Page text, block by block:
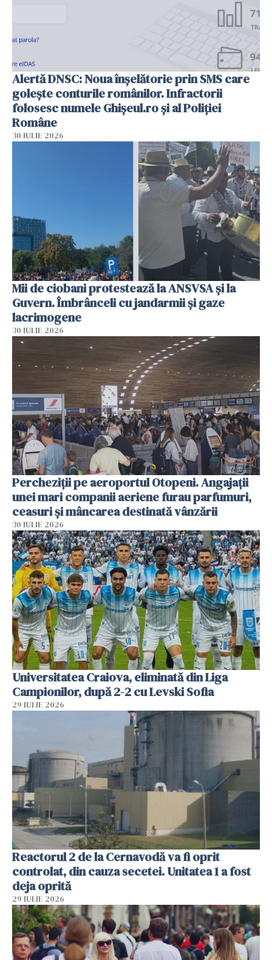
Alertă DNSC: Noua înșelătorie prin SMS care
golește conturile românilor. Infractorii
folosesc numele Ghișeul.ro și al Poliției
Române
30 IULIE 2026
Mii de ciobani protestează la ANSVSA și la
Guvern. Îmbrânceli cu jandarmii și gaze
lacrimogene
30 IULIE 2026
Percheziții pe aeroportul Otopeni. Angajații
unei mari companii aeriene furau parfumuri,
ceasuri și mâncarea destinată vânzării
30 IULIE 2026
Universitatea Craiova, eliminată din Liga
Campionilor, după 2-2 cu Levski Sofia
29 IULIE 2026
Reactorul 2 de la Cernavodă va fi oprit
controlat, din cauza secetei. Unitatea 1 a fost
deja oprită
29 IULIE 2026